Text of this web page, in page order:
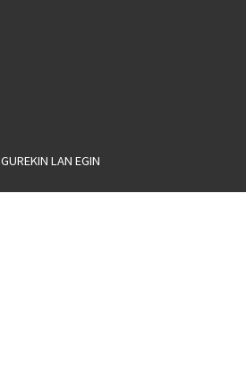
GUREKIN LAN EGIN